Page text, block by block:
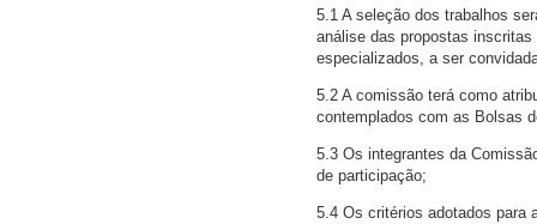
5.1 A seleção dos trabalhos
análise das propostas
especializados, a ser
5.2 A comissão terá como
contemplados com as Bolsas
5.3 Os integrantes da
de participação;
5.4 Os critérios adotados para